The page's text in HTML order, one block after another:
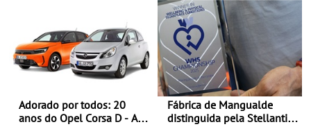
promoção de uma
transição ecológica justa
Adorado por todos: 20
anos do Opel Corsa D - A
Fábrica de Mangualde
distinguida pela Stellantis